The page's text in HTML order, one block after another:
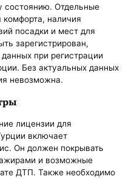
состоянию. Отдельные
комфорта, наличия
посадки и мест для
зарегистрирован,
при регистрации
Без актуальных данных
невозможна.
лицензии для
включает
Он должен покрывать
и возможные
ДТП. Также необходимо